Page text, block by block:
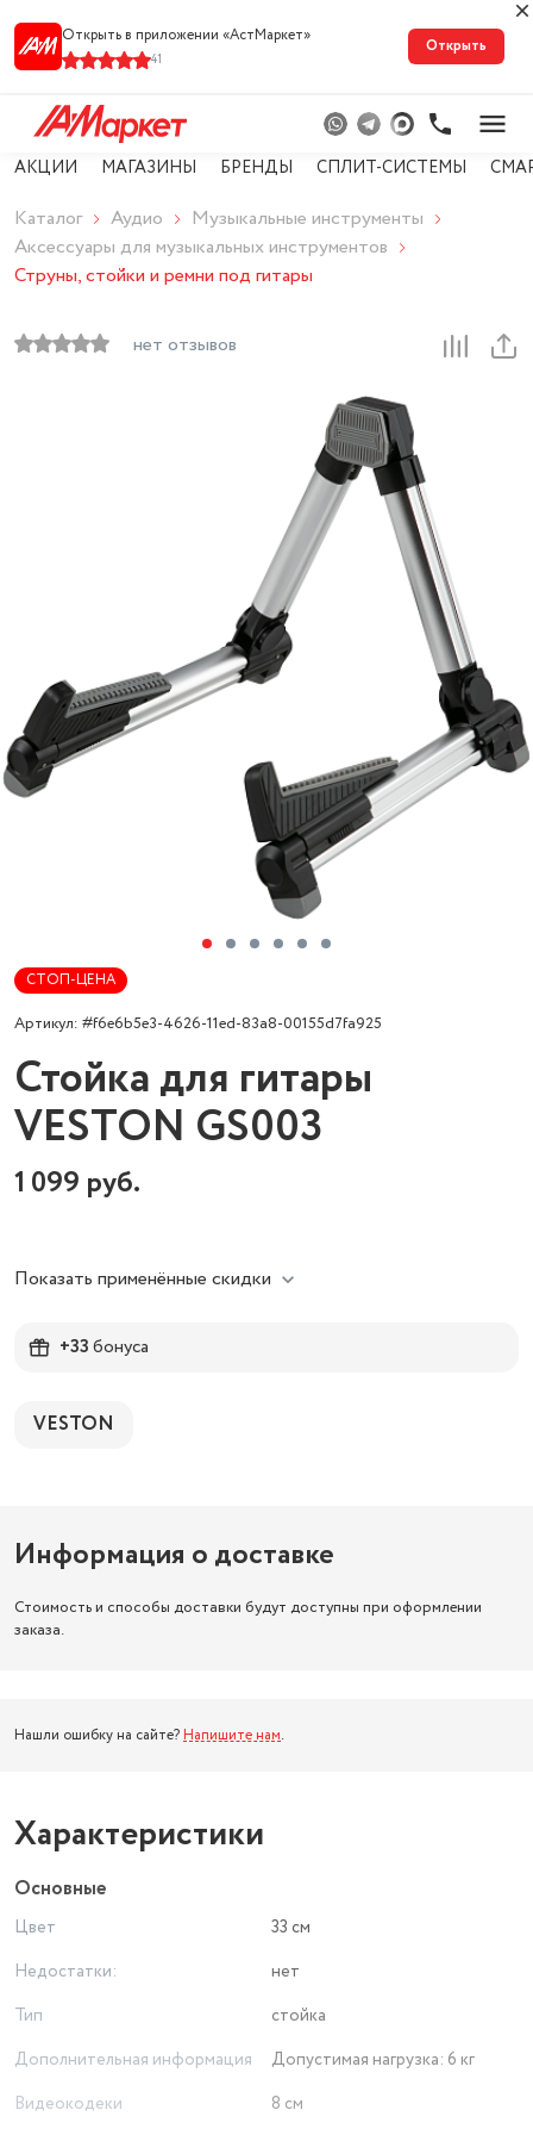
Открыть в приложении «АстМарке‪т‬»
41
Открыть
АКЦИИ МАГАЗИНЫ БРЕНДЫ СПЛИТ-СИСТЕМЫ
Каталог Аудио
Музыкальные инструменты
Аксессуары для музыкальных инструментов
Струны, стойки и ремни под гитары
нет отзывов
СТОП-ЦЕНА
Артикул: #f6e6b5e3-4626-11ed-83a8-00155d7fa925
Стойка для гитары
VESTON GS003
1 099 руб.
Показать применённые скидки
+33бонуса
VESTON
Информация о доставке
Стоимость и способы доставки будут доступны при оформлении
заказа.
Нашли ошибку на сайте? Напишите нам.
Характеристики
Основные
Цвет
33 см
Недостатки:
нет
Тип
стойка
Дополнительная информация
Допустимая нагрузка: 6 кг
Видеокодеки
8 см